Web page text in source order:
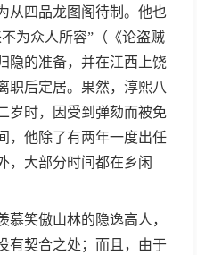
从四品龙图阁待制。他也
为众人所容”（《论盗贼
隐的准备，并在江西上饶
职后定居。果然，淳熙八
岁时，因受到弹劾而被免
，他除了有两年一度出任
，大部分时间都在乡闲
笑傲山林的隐逸高人，
有契合之处；而且，由于